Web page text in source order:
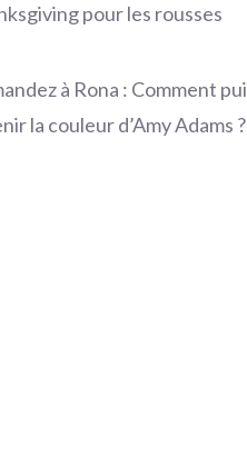
pour les rousses
à Rona : Comment
la couleur d’Amy Adams ?